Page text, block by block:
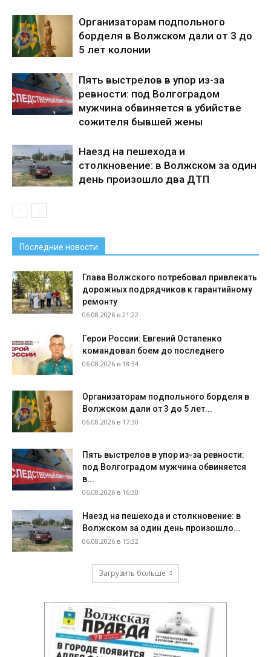
Организаторам подпольного
борделя в Волжском дали от 3 до
5 лет колонии
Пять выстрелов в упор из-за
ревности: под Волгоградом
мужчина обвиняется в убийстве
сожителя бывшей жены
Наезд на пешехода и
столкновение: в Волжском за один
день произошло два ДТП
Последние новости
Глава Волжского потребовал привлекать
дорожных подрядчиков к гарантийному
ремонту
06.08.2026 в 21:22
Герои России: Евгений Остапенко
командовал боем до последнего
06.08.2026 в 18:34
Организаторам подпольного борделя в
Волжском дали от 3 до 5 лет...
06.08.2026 в 17:30
Пять выстрелов в упор из-за ревности:
под Волгоградом мужчина обвиняется
в...
06.08.2026 в 16:30
Наезд на пешехода и столкновение: в
Волжском за один день произошло...
06.08.2026 в 15:32
Загрузить больше